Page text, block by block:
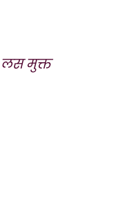
लस मुक्त